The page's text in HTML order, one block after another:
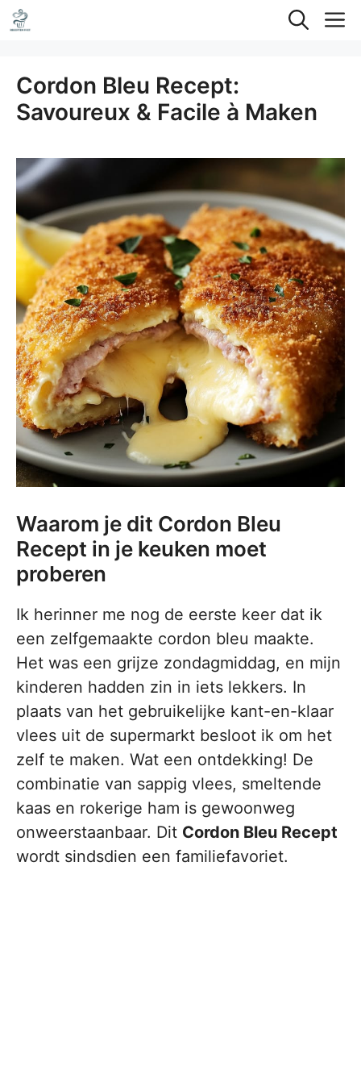
Ga
naar
inhoud
Cordon Bleu Recept:
Savoureux & Facile à Maken
Waarom je dit Cordon Bleu
Recept in je keuken moet
proberen
Ik herinner me nog de eerste keer dat ik
een zelfgemaakte cordon bleu maakte.
Het was een grijze zondagmiddag, en mijn
kinderen hadden zin in iets lekkers. In
plaats van het gebruikelijke kant-en-klaar
vlees uit de supermarkt besloot ik om het
zelf te maken. Wat een ontdekking! De
combinatie van sappig vlees, smeltende
kaas en rokerige ham is gewoonweg
onweerstaanbaar. Dit Cordon Bleu Recept
wordt sindsdien een familiefavoriet.